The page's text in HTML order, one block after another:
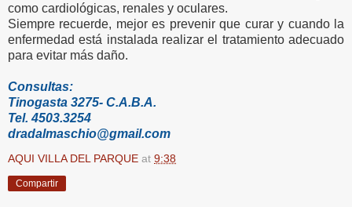
como cardiológicas, renales y oculares.
Siempre recuerde, mejor es prevenir que curar y cuando la
enfermedad está instalada realizar el tratamiento adecuado
para evitar más daño.
Consultas:
Tinogasta 3275- C.A.B.A.
Tel. 4503.3254
dradalmaschio@gmail.com
AQUI VILLA DEL PARQUE at 9:38
Compartir